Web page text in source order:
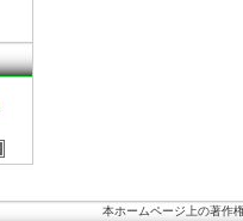
本ホームページ上の著作